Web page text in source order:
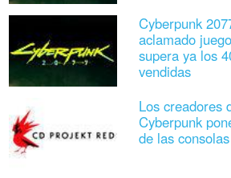
Cyberpunk
aclamado
supera ya los
vendidas
Los creadores
Cyberpunk
de las